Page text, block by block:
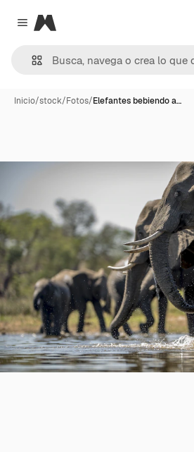
Close menu
Magnific
Inicio/stock/Fotos/Elefantes bebiendo a…